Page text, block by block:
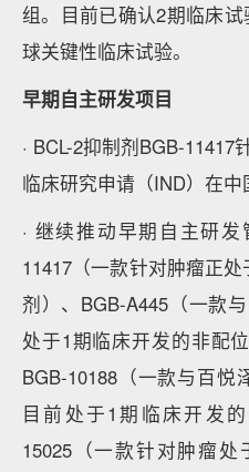
组。目前已确认2期临床
球关键性临床试验。
早期自主研发项目
· BCL-2抑制剂BGB-
临床研究申请（IND）在中
· 继续推动早期自主研
11417（一款针对肿瘤正
剂）、BGB-A445（一款
处于1期临床开发的非配
BGB-10188（一款与百悦
目前处于1期临床开发
15025（一款针对肿瘤